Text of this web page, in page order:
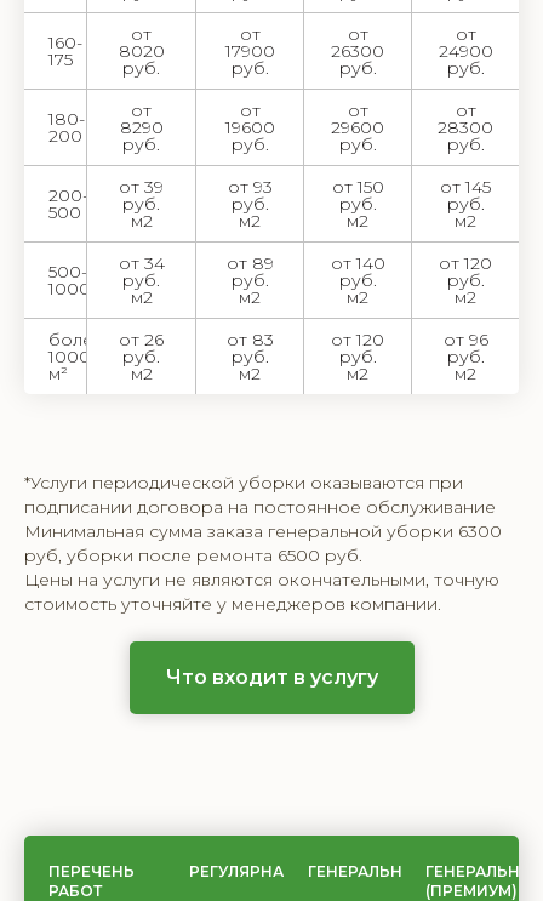
160-
175
от
8020
руб.
от
17900
руб.
от
26300
руб.
от
24900
руб.
180-
200
от
8290
руб.
от
19600
руб.
от
29600
руб.
от
28300
руб.
200-
500
от 39
руб.
м2
от 93
руб.
м2
от 150
руб.
м2
от 145
руб.
м2
500-
1000
от 34
руб.
м2
от 89
руб.
м2
от 140
руб.
м2
от 120
руб.
м2
более
1000
м²
от 26
руб.
м2
от 83
руб.
м2
от 120
руб.
м2
от 96
руб.
м2
*Услуги периодической уборки оказываются при
подписании договора на постоянное обслуживание
Минимальная сумма заказа генеральной уборки 6300
руб, уборки после ремонта 6500 руб.
Цены на услуги не являются окончательными, точную
стоимость уточняйте у менеджеров компании.
Что входит в услугу
ПЕРЕЧЕНЬ
РАБОТ
РЕГУЛЯРНАЯ ГЕНЕРАЛЬНАЯ
ГЕНЕРАЛЬНАЯ
(ПРЕМИУМ)